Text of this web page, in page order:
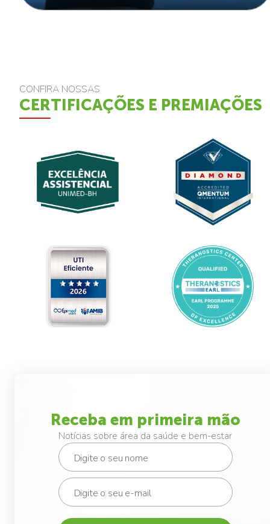
CONFIRA NOSSAS
CERTIFICAÇÕES E PREMIAÇÕES
Receba em primeira mão
Notícias sobre área da saúde e bem-estar